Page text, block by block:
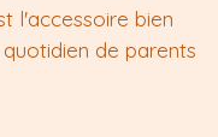
l'accessoire bien
de parents